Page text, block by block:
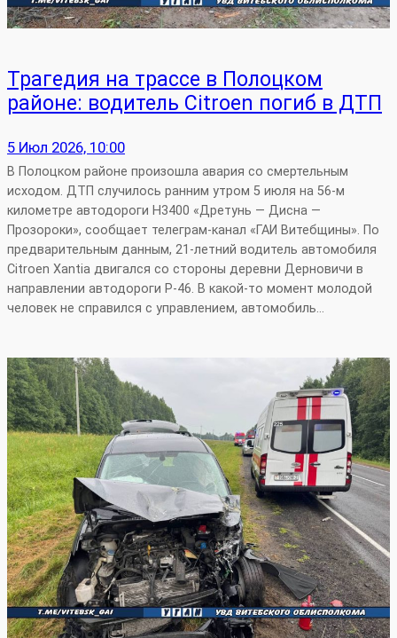
Трагедия на трассе в Полоцком
районе: водитель Citroen погиб в ДТП
5 Июл 2026, 10:00
В Полоцком районе произошла авария со смертельным
исходом. ДТП случилось ранним утром 5 июля на 56‑м
километре автодороги Н3400 «Дретунь — Дисна —
Прозороки», сообщает телеграм-канал «ГАИ Витебщины». По
предварительным данным, 21‑летний водитель автомобиля
Citroen Xantia двигался со стороны деревни Дерновичи в
направлении автодороги Р‑46. В какой‑то момент молодой
человек не справился с управлением, автомобиль…